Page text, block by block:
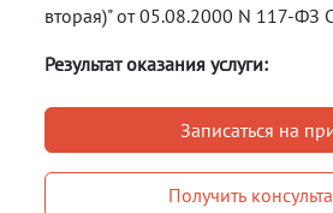
вторая)" от 05.08.2000 N 117-ФЗ
Результат оказания услуги:
Записаться на
Получить